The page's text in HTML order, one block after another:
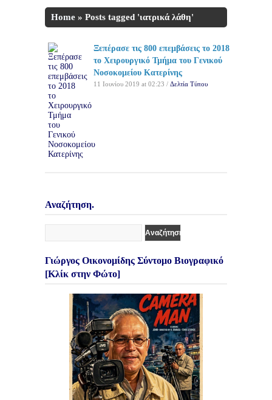
Home » Posts tagged 'ιατρικά λάθη'
Ξεπέρασε τις 800 επεμβάσεις το 2018
το Χειρουργικό Τμήμα του Γενικού
Νοσοκομείου Κατερίνης
11 Ιουνίου 2019 at 02:23 / Δελτία Τύπου
Αναζήτηση.
Γιώργος Οικονομίδης Σύντομο Βιογραφικό
[Κλίκ στην Φώτο]